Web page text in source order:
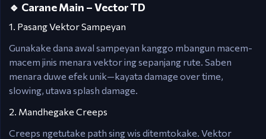
🔹 Carane Main – Vector TD
1. Pasang Vektor Sampeyan
Gunakake dana awal sampeyan kanggo mbangun macem-
macem jinis menara vektor ing sepanjang rute. Saben
menara duwe efek unik—kayata damage over time,
slowing, utawa splash damage.
2. Mandhegake Creeps
Creeps ngetutake path sing wis ditemtokake. Vektor